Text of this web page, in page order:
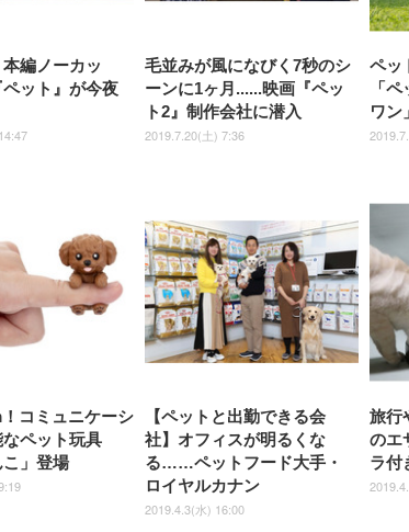
編ノーカッ
ペット』が今夜
毛並みが風になびく7秒のシ
ーンに1ヶ月......映画『ペッ
ト2』制作会社に潜入
2019.7.20(土) 7:36
ペッ
「
ワン
コミュニケーシ
なペット玩具
こ」登場
【ペットと出勤できる会
社】オフィスが明るくな
る……ペットフード大手・
ロイヤルカナン
2019.4.3(水) 16:00
旅行
のエ
ラ付